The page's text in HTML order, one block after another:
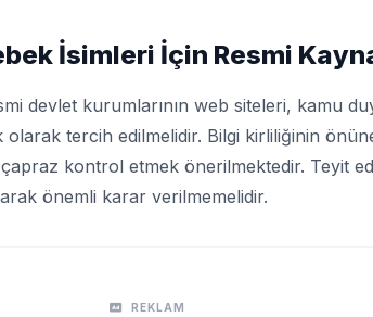
İsimleri İçin Resmi
devlet kurumlarının web siteleri, kamu
olarak tercih edilmelidir. Bilgi kirliliğinin
kontrol etmek önerilmektedir. Teyit
önemli karar verilmemelidir.
REKLAM